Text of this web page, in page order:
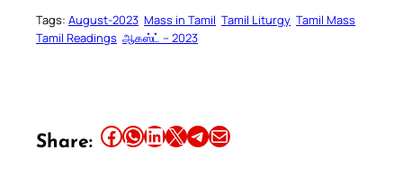
Tags: August-2023 Mass in Tamil Tamil Liturgy Tamil Mass
Tamil Readings ஆகஸ்ட் – 2023
Share: Share this article on Facebook Share this article on WhatsApp Share this article on LinkedIn Share this article on X Share this article on TelegramEmail this Article